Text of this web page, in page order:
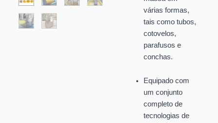
várias formas,
tais como tubos,
cotovelos,
parafusos e
conchas.
Equipado com
um conjunto
completo de
tecnologias de